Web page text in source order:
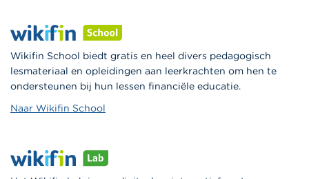
Wikifin School biedt gratis en heel divers pedagogisch
lesmateriaal en opleidingen aan leerkrachten om hen te
ondersteunen bij hun lessen financiële educatie.
Naar Wikifin School